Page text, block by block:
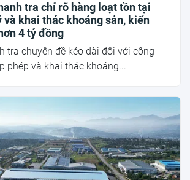
tra chỉ rõ hàng loạt tồn tại
và khai thác khoáng sản, kiến
4 tỷ đồng
tra chuyên đề kéo dài đối với công
phép và khai thác khoáng...